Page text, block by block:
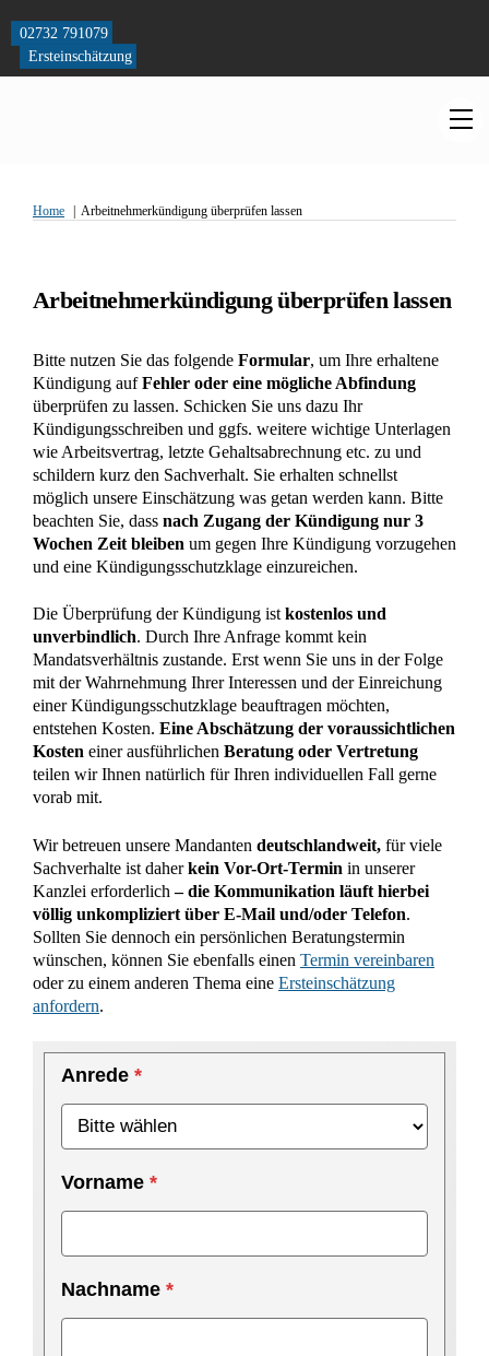
content
02732 791079
Ersteinschätzung
Home Arbeitnehmerkündigung überprüfen lassen
Arbeitnehmerkündigung überprüfen lassen
Bitte nutzen Sie das folgende Formular, um Ihre erhaltene
Kündigung aufFehler oder eine mögliche Abfindung
überprüfen zu lassen. Schicken Sie uns dazu Ihr
Kündigungsschreiben und ggfs. weitere wichtige Unterlagen
wie Arbeitsvertrag, letzte Gehaltsabrechnung etc. zu und
schildern kurz den Sachverhalt. Sie erhalten schnellst
möglich unsere Einschätzung was getan werden kann. Bitte
beachten Sie, dass nach Zugang der Kündigung nur 3
Wochen Zeit bleiben um gegen Ihre Kündigung vorzugehen
und eine Kündigungsschutzklage einzureichen.
Die Überprüfung der Kündigung ist kostenlos und
unverbindlich. Durch Ihre Anfrage kommt kein
Mandatsverhältnis zustande. Erst wenn Sie uns in der Folge
mit der Wahrnehmung Ihrer Interessen und der Einreichung
einer Kündigungsschutzklage beauftragen möchten,
entstehen Kosten. Eine Abschätzung der voraussichtlichen
Kosten einer ausführlichen Beratung oder Vertretung
teilen wir Ihnen natürlich für Ihren individuellen Fall gerne
vorab mit.
Wir betreuen unsere Mandanten deutschlandweit, für viele
Sachverhalte ist daherkein Vor-Ort-Termin in unserer
Kanzlei erforderlich – die Kommunikation läuft hierbei
völlig unkompliziert über E-Mail und/oder Telefon.
Sollten Sie dennoch ein persönlichen Beratungstermin
wünschen, können Sie ebenfalls einen Termin vereinbaren
oder zu einem anderen Thema eine Ersteinschätzung
anfordern.
Kündigung
2022
Anrede *
Vorname *
Nachname *